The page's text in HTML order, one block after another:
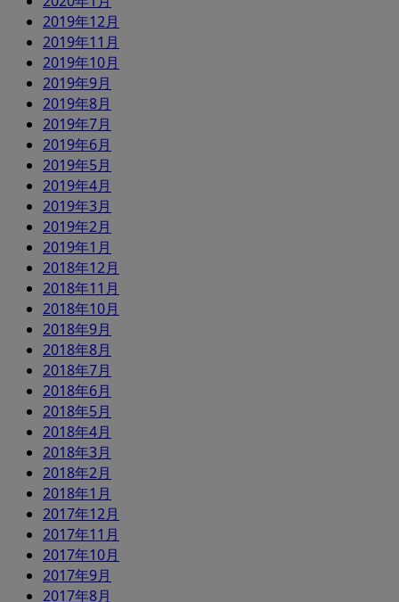
2019年12月
2019年11月
2019年10月
2019年9月
2019年8月
2019年7月
2019年6月
2019年5月
2019年4月
2019年3月
2019年2月
2019年1月
2018年12月
2018年11月
2018年10月
2018年9月
2018年8月
2018年7月
2018年6月
2018年5月
2018年4月
2018年3月
2018年2月
2018年1月
2017年12月
2017年11月
2017年10月
2017年9月
2017年8月